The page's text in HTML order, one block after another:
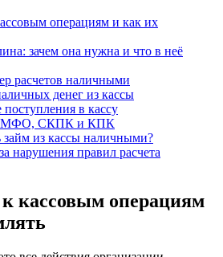
операциям и как их
зачем она нужна и что в неё
расчетов наличными
денег из кассы
в кассу
МФО, СКПК и КПК
из кассы наличными?
нарушения правил расчета
кассовым операциям